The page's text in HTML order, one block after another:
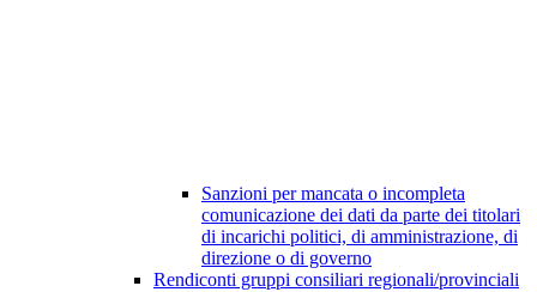
Sanzioni per mancata o incompleta
comunicazione dei dati da parte dei titolari
di incarichi politici, di amministrazione, di
direzione o di governo
Rendiconti gruppi consiliari regionali/provinciali